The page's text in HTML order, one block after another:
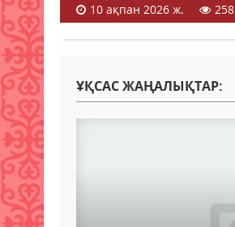
10 ақпан 2026 ж.
258
ҰҚСАС ЖАҢАЛЫҚТАР: